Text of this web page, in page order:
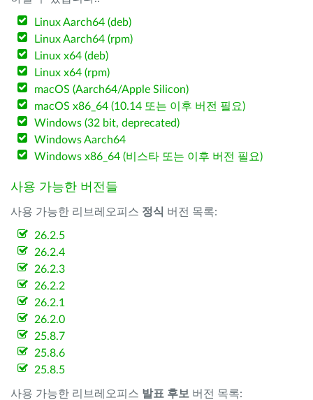
Linux Aarch64 (deb)
Linux Aarch64 (rpm)
Linux x64 (deb)
Linux x64 (rpm)
macOS (Aarch64/Apple Silicon)
macOS x86_64 (10.14 또는 이후 버전 필요)
Windows (32 bit, deprecated)
Windows Aarch64
Windows x86_64 (비스타 또는 이후 버전 필요)
사용 가능한 버전들
사용 가능한 리브레오피스 정식 버전 목록:
26.2.5
26.2.4
26.2.3
26.2.2
26.2.1
26.2.0
25.8.7
25.8.6
25.8.5
사용 가능한 리브레오피스 발표 후보 버전 목록: